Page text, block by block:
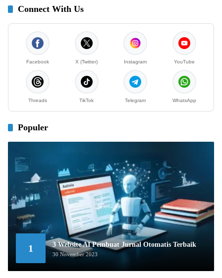
Connect With Us
Facebook X (Twitter) Instagram YouTube
Threads TikTok Telegram WhatsApp
Populer
1 3 Website AI Pembuat Jurnal Otomatis Terbaik
30 November 2023